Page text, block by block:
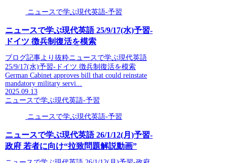
ニュースで学ぶ現代英語-予習
ニュースで学ぶ現代英語 25/9/17(水)予習-
ドイツ 徴兵制復活を模索
ブログ記事より抜粋ニュースで学ぶ現代英語
25/9/17(水)予習-ドイツ 徴兵制復活を模索
German Cabinet approves bill that could reinstate
mandatory military servi...
2025.09.13
ニュースで学ぶ現代英語-予習
ニュースで学ぶ現代英語-予習
ニュースで学ぶ現代英語 26/1/12(月)予習-
政府 若者に向け“拉致問題解説動画”